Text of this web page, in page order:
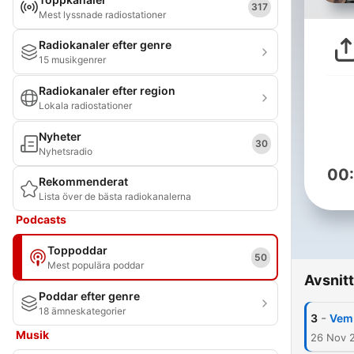
Mest lyssnade radiostationer
317
Radiokanaler efter genre
15 musikgenrer
Radiokanaler efter region
Lokala radiostationer
Nyheter
Nyhetsradio
30
Rekommenderat
Lista över de bästa radiokanalerna
Podcasts
Toppoddar
Mest populära poddar
50
Poddar efter genre
18 ämneskategorier
Musik
Avsnitt
3 -
26 Nov